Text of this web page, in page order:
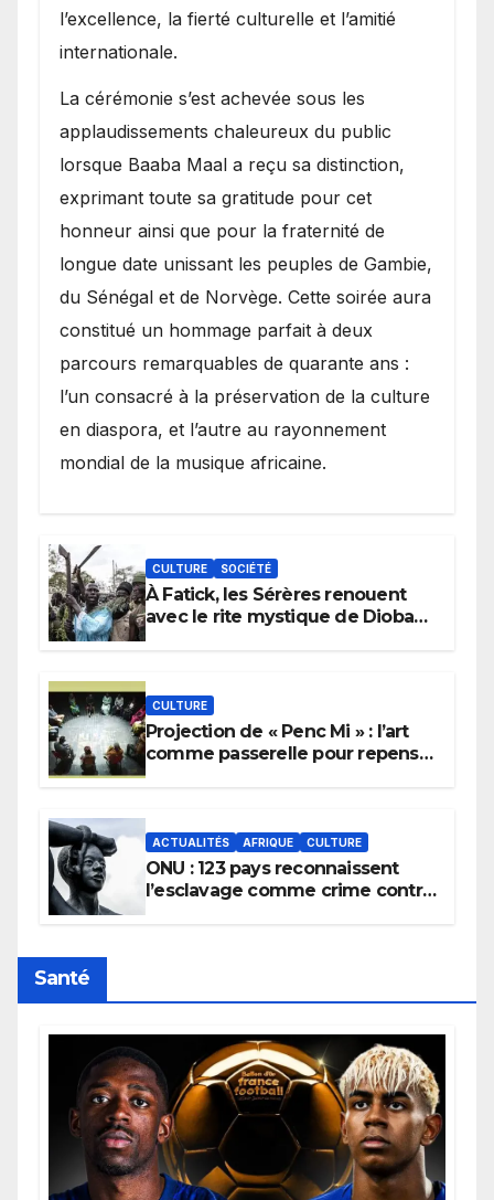
l’excellence, la fierté culturelle et l’amitié
internationale.
​La cérémonie s’est achevée sous les
applaudissements chaleureux du public
lorsque Baaba Maal a reçu sa distinction,
exprimant toute sa gratitude pour cet
honneur ainsi que pour la fraternité de
longue date unissant les peuples de Gambie,
du Sénégal et de Norvège. Cette soirée aura
constitué un hommage parfait à deux
parcours remarquables de quarante ans :
l’un consacré à la préservation de la culture
en diaspora, et l’autre au rayonnement
mondial de la musique africaine.
CULTURE SOCIÉTÉ
À Fatick, les Sérères renouent
avec le rite mystique de Diobaye
CULTURE
Projection de « Penc Mi » : l’art
comme passerelle pour repenser
ACTUALITÉS AFRIQUE CULTURE
ONU : 123 pays reconnaissent
l’esclavage comme crime contre
Santé